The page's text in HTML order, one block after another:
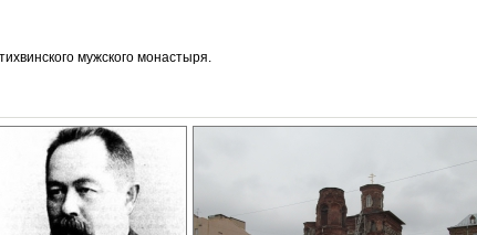
мужского монастыря.